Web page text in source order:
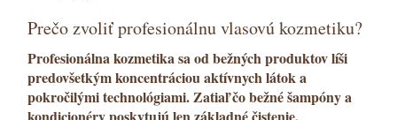
Prečo zvoliť profesionálnu vlasovú kozmetiku?
Profesionálna kozmetikasa od bežných produktov líši
predovšetkým koncentráciou aktívnych látok a
pokročilými technológiami. Zatiaľ čo bežnéšampónya
kondicionéryposkytujú len základné čistenie,